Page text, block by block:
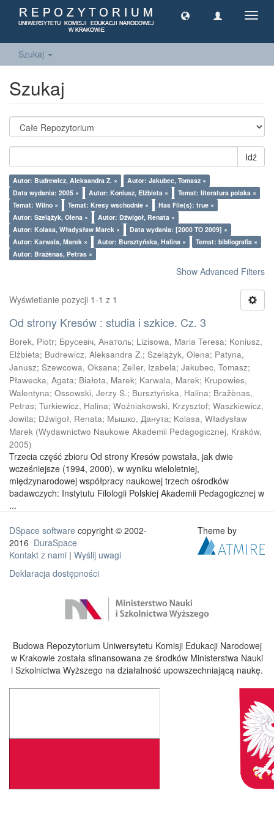
Szukaj
Szukaj
Idź
Autor: Budrewicz, Aleksandra Z. ×
Autor: Jakubec, Tomasz ×
Data wydania: 2005 ×
Autor: Koniusz, Elżbieta ×
Temat: literatura polska ×
Temat: Wilno ×
Temat: Kresy wschodnie ×
Has File(s): true ×
Autor: Szelążyk, Olena ×
Autor: Dźwigoł, Renata ×
Autor: Kolasa, Władysław Marek ×
Data wydania: [2000 TO 2009] ×
Autor: Karwala, Marek ×
Autor: Bursztyńska, Halina ×
Temat: bibliografia ×
Autor: Bražènas, Petras ×
Show Advanced Filters
Wyświetlanie pozycji 1-1 z 1
Od strony Kresów : studia i szkice. Cz. 3
Borek, Piotr; Брусевіч, Анатоль; Lizisowa, Maria Teresa; Koniusz,
Elżbieta; Budrewicz, Aleksandra Z.; Szelążyk, Olena; Patyna,
Janusz; Szewcowa, Oksana; Zeller, Izabela; Jakubec, Tomasz;
Pławecka, Agata; Białota, Marek; Karwala, Marek; Krupowies,
Walentyna; Ossowski, Jerzy S.; Bursztyńska, Halina; Bražènas,
Petras; Turkiewicz, Halina; Woźniakowski, Krzysztof; Waszkiewicz,
Jowita; Dźwigoł, Renata; Мышко, Данута; Kolasa, Władysław
Marek (Wydawnictwo Naukowe Akademii Pedagogicznej, Kraków,
2005)
Trzecia część zbioru Od strony Kresów powstała, jak dwie
wcześniejsze (1994, 2000), w wyniku wieloletniej,
międzynarodowej współpracy naukowej trzech ośrodków
badawczych: Instytutu Filologii Polskiej Akademii Pedagogicznej w
...
DSpace software copyright © 2002-
2016 DuraSpace
Kontakt z nami | Wyślij uwagi
Deklaracja dostępności
Theme by
Budowa Repozytorium Uniwersytetu Komisji Edukacji Narodowej
w Krakowie została sfinansowana ze środków Ministerstwa Nauki
i Szkolnictwa Wyższego na działalność upowszechniającą naukę.